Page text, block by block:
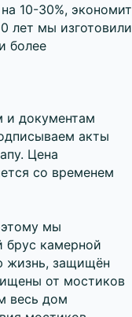
10-30%, экономит
лет мы изготовили
более
и документам
акты
Цена
со временем
мы
брус камерной
жизнь, защищён
от мостиков
весь дом